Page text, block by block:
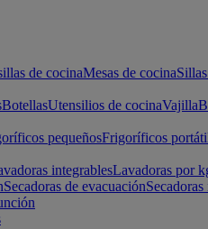
de cocinaMesas de cocina
BotellasUtensilios de cocinaVajilla
pequeñosFrigoríficos
integrablesLavadoras por
Secadoras de evacuación